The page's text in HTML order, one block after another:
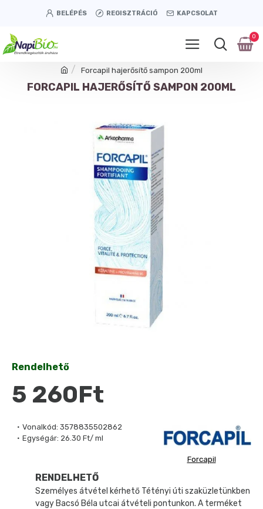
BELÉPÉS REGISZTRÁCIÓ KAPCSOLAT
0
Forcapil hajerősítő sampon 200ml
FORCAPIL HAJERŐSÍTŐ SAMPON 200ML
Vonalkód: 3578835502862
Egységár: 26.30 Ft/ ml
Forcapil
Rendelhető
5 260Ft
RENDELHETŐ
Személyes átvétel kérhető Tétényi úti szaküzletünkben
vagy Bacsó Béla utcai átvételi pontunkon. A terméket